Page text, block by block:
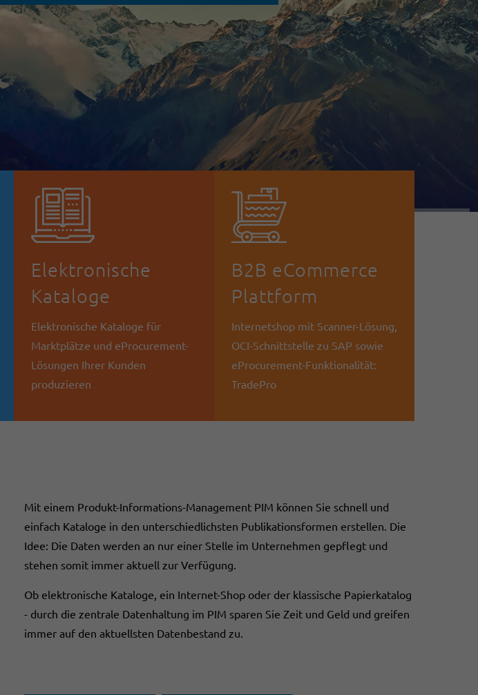
Elektronische
Kataloge
Elektronische Kataloge für
Marktplätze und eProcurement-
Lösungen Ihrer Kunden
produzieren
B2B eCommerce
Plattform
Internetshop mit Scanner-Lösung,
OCI-Schnittstelle zu SAP sowie
eProcurement-Funktionalität:
TradePro
Mit einem Produkt-Informations-Management PIM können Sie schnell und
einfach Kataloge in den unterschiedlichsten Publikationsformen erstellen. Die
Idee: Die Daten werden an nur einer Stelle im Unternehmen gepflegt und
stehen somit immer aktuell zur Verfügung.
Ob elektronische Kataloge, ein Internet-Shop oder der klassische Papierkatalog
- durch die zentrale Datenhaltung im PIM sparen Sie Zeit und Geld und greifen
immer auf den aktuellsten Datenbestand zu.